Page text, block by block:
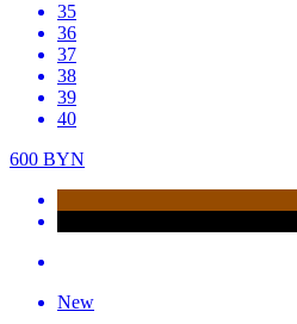
35
36
37
38
39
40
600 BYN
New